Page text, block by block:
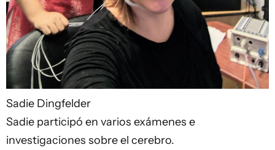
Sadie Dingfelder
Sadie participó en varios exámenes e
investigaciones sobre el cerebro.